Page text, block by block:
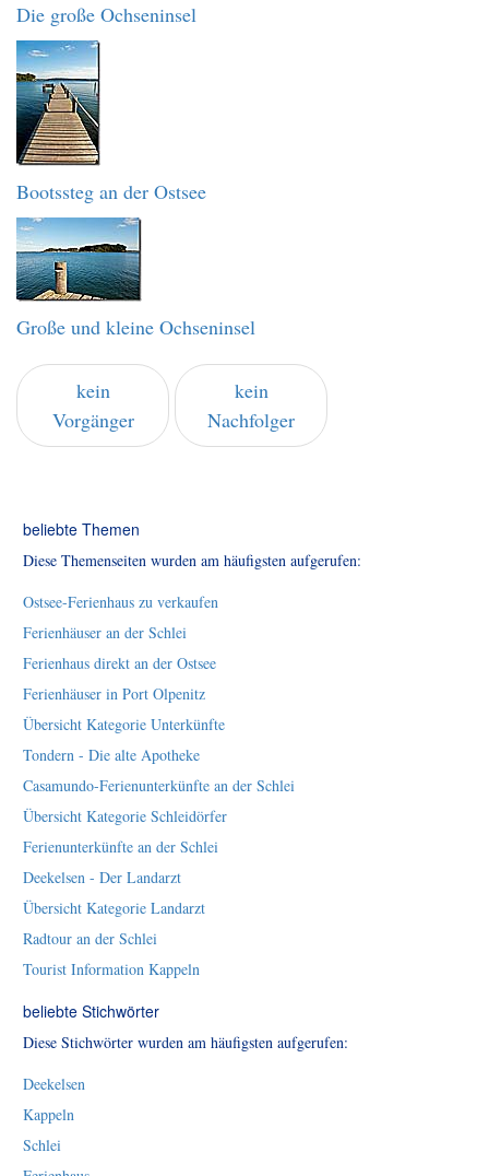
Die große Ochseninsel
Bootssteg an der Ostsee
Große und kleine Ochseninsel
kein
Vorgänger
kein
Nachfolger
beliebte Themen
Diese Themenseiten wurden am häufigsten aufgerufen:
Ostsee-Ferienhaus zu verkaufen
Ferienhäuser an der Schlei
Ferienhaus direkt an der Ostsee
Ferienhäuser in Port Olpenitz
Übersicht Kategorie Unterkünfte
Tondern - Die alte Apotheke
Casamundo-Ferienunterkünfte an der Schlei
Übersicht Kategorie Schleidörfer
Ferienunterkünfte an der Schlei
Deekelsen - Der Landarzt
Übersicht Kategorie Landarzt
Radtour an der Schlei
Tourist Information Kappeln
beliebte Stichwörter
Diese Stichwörter wurden am häufigsten aufgerufen:
Deekelsen
Kappeln
Schlei